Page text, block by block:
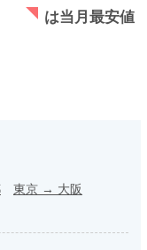
は当月最安値
東京 → 大阪